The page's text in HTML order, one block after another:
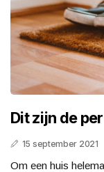
Dit zijn de
15 september 2021
Om een huis